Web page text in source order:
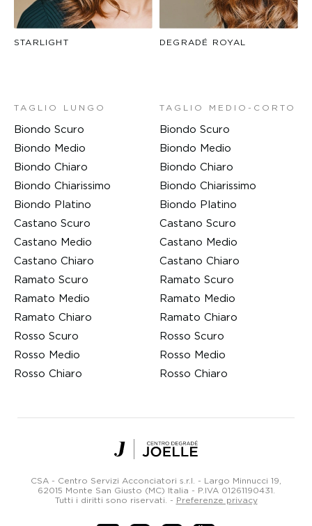
STARLIGHT DEGRADÉ ROYAL
TAGLIO LUNGO
Biondo Scuro
Biondo Medio
Biondo Chiaro
Biondo Chiarissimo
Biondo Platino
Castano Scuro
Castano Medio
Castano Chiaro
Ramato Scuro
Ramato Medio
Ramato Chiaro
Rosso Scuro
Rosso Medio
Rosso Chiaro
TAGLIO MEDIO-CORTO
Biondo Scuro
Biondo Medio
Biondo Chiaro
Biondo Chiarissimo
Biondo Platino
Castano Scuro
Castano Medio
Castano Chiaro
Ramato Scuro
Ramato Medio
Ramato Chiaro
Rosso Scuro
Rosso Medio
Rosso Chiaro
Centro
Degradé
Parrucchieri
CSA - Centro Servizi Acconciatori s.r.l. - Largo Minnucci 19,
62015 Monte San Giusto (MC) Italia - P.IVA 01261190431.
Tutti i diritti sono riservati. - Preferenze privacy